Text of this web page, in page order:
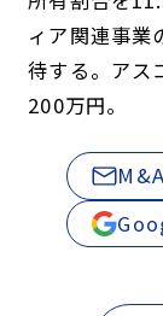
ィア関連事業
待する。アス
200万円。